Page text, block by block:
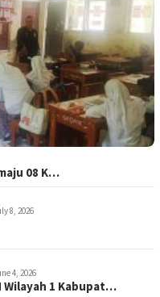
08 K…
8, 2026
4, 2026
Wilayah 1 Kabupat…